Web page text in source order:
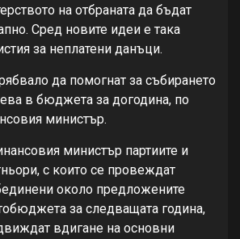
на отбраната да бъдат
Сред новите идеи е така
за неплатени данъци.
да помогнат за събирането
в бюджета за догодина, по
министър.
министър партиите и
с които се провеждат
около предложените
за следващата година,
вдигане на основни